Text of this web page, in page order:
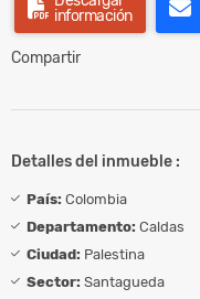
información
Compartir
Detalles del inmueble :
País: Colombia
Departamento: Caldas
Ciudad: Palestina
Sector: Santagueda